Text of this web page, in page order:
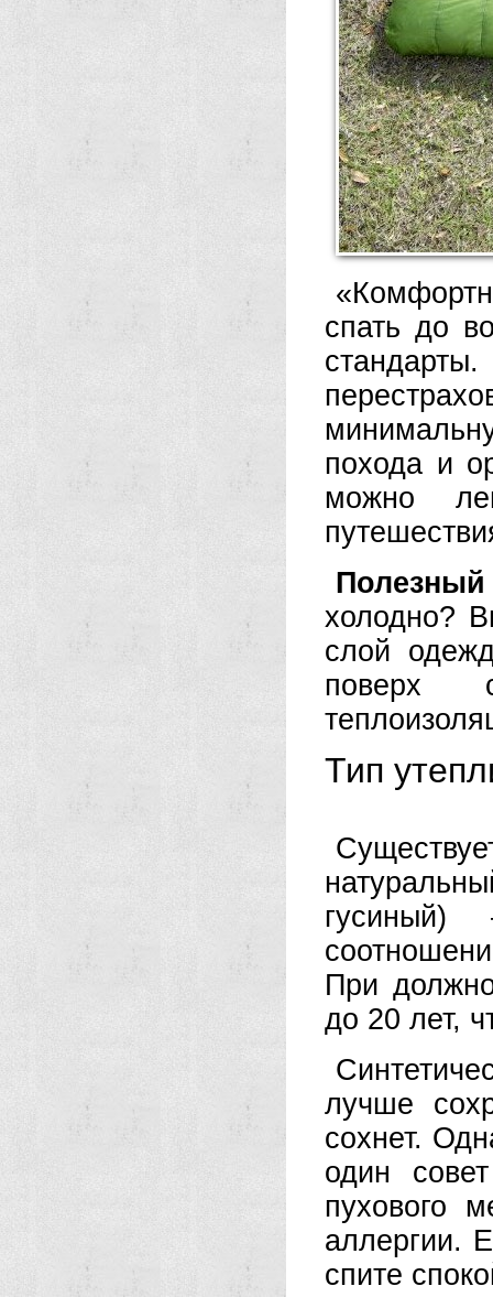
спать до
похода и
можно
холодно?
слой
поверх
Тип
При
до 20 лет,
лучше
сохнет.
один
пухового
аллергии.
спите